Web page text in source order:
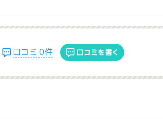
口コミ 0件 口コミを書く